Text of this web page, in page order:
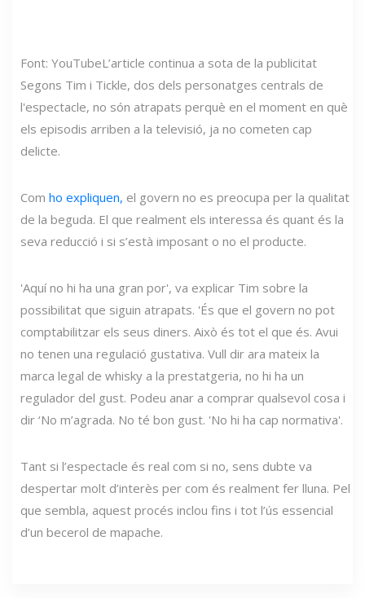
Font: YouTubeL’article continua a sota de la publicitat
Segons Tim i Tickle, dos dels personatges centrals de
l'espectacle, no són atrapats perquè en el moment en què
els episodis arriben a la televisió, ja no cometen cap
delicte.
Com ho expliquen, el govern no es preocupa per la qualitat
de la beguda. El que realment els interessa és quant és la
seva reducció i si s’està imposant o no el producte.
'Aquí no hi ha una gran por', va explicar Tim sobre la
possibilitat que siguin atrapats. 'És que el govern no pot
comptabilitzar els seus diners. Això és tot el que és. Avui
no tenen una regulació gustativa. Vull dir ara mateix la
marca legal de whisky a la prestatgeria, no hi ha un
regulador del gust. Podeu anar a comprar qualsevol cosa i
dir ‘No m’agrada. No té bon gust. 'No hi ha cap normativa'.
Tant si l’espectacle és real com si no, sens dubte va
despertar molt d’interès per com és realment fer lluna. Pel
que sembla, aquest procés inclou fins i tot l’ús essencial
d’un becerol de mapache.